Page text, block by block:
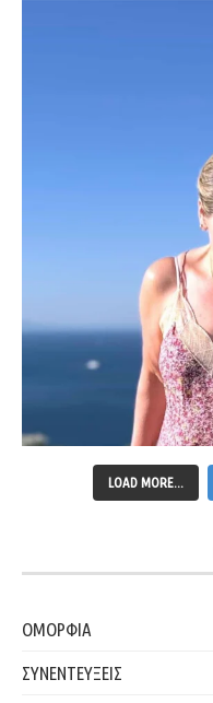
LOAD MORE...
ΟΜΟΡΦΙΑ
ΣΥΝΕΝΤΕΥΞΕΙΣ